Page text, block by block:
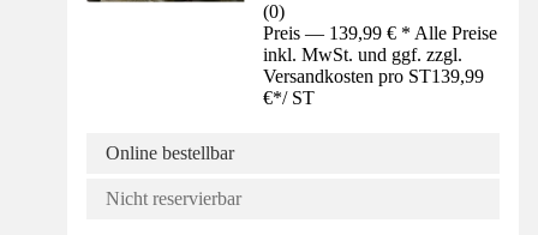
(0)
Preis — 139,99 € * Alle Preise
inkl. MwSt. und ggf. zzgl.
Versandkosten pro ST139,99
€*/ ST
Online bestellbar
Nicht reservierbar